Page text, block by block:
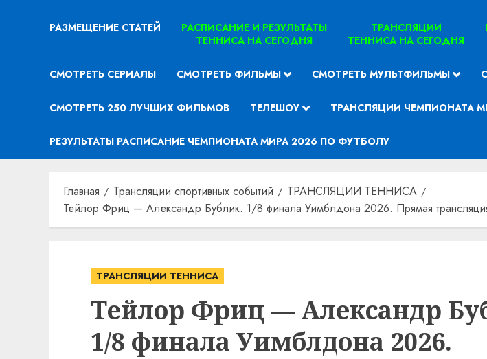
РАЗМЕЩЕНИЕ СТАТЕЙ
РАСПИСАНИЕ И РЕЗУЛЬТАТЫ
ТЕННИСА НА СЕГОДНЯ
ТРАНСЛЯЦИИ
ТЕННИСА НА СЕГОДНЯ
СМОТРЕТЬ СЕРИАЛЫ СМОТРЕТЬ ФИЛЬМЫ СМОТРЕТЬ МУЛЬТФИЛЬМЫ
СМОТРЕТЬ 250 ЛУЧШИХ ФИЛЬМОВ ТЕЛЕШОУ ТРАНСЛЯЦИИ ЧЕМПИОНАТА
РЕЗУЛЬТАТЫ РАСПИСАНИЕ ЧЕМПИОНАТА МИРА 2026 ПО ФУТБОЛУ
Главная Трансляции спортивных событий
ТРАНСЛЯЦИИ ТЕННИСА
Тейлор Фриц — Александр Бублик. 1/8 финала Уимблдона 2026. Прямая
ТРАНСЛЯЦИИ ТЕННИСА
Тейлор Фриц — Александр
1/8 финала Уимблдона 2026.